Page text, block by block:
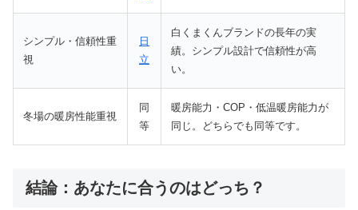
シンプル・信頼性重
視
日
立
白くまくんブランドの長年の実
績。シンプル設計で信頼性が高
い。
冬場の暖房性能重視
同
等
暖房能力・COP・低温暖房能力が
同じ。どちらでも同等です。
結論：あなたに合うのはどっち？